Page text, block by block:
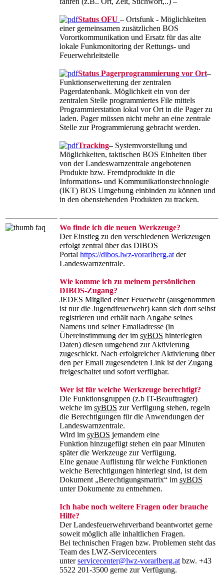
Status OFU – Ortsfunk - Möglichkeiten
einer gemeinsamen zusätzlichen BOS
Vorortkommunikation und Ersatz für das alte
lokale Funkmonitoring der Rettungs- und
Feuerwehrleitstelle
Status Pagerprogrammierung vor Ort–
Funktionserweiterung der zentralen
Pagerdatenbank. Möglichkeit ein von der
zentralen Stelle programmiertes File mittels
Programmierstation lokal vor Ort in die Pager zu
laden. Pager müssen nicht mehr an eine zentrale
Stelle zur Programmierung gebracht werden.
Tracking– Systemvorstellung und
Möglichkeiten, taktischen BOS Einheiten über
von der Landeswarnzentrale angebotenen
Produkte bzw. Fremdprodukte in die
Informations- und Kommunikationstechnologie
(IKT) BOS Umgebung einbinden zu können und
in den obenstehenden Produkten zu tracken.
Wo finde ich die neuen Werkzeuge?
Der Einstieg zu den verschiedenen Werkzeugen
erfolgt zentral über das DIBOS
Portal https://dibos.lwz-vorarlberg.at der
Landeswarnzentrale.
Wie komme ich zu meinem persönlichen
DIBOS-Zugang?
JEDES Mitglied einer Feuerwehr (ausgenommen
ist nur die Jugendfeuerwehr) kann sich dort selbst
registrieren und erhält nach Angabe seines
Namens und seiner Emailadresse (in
Übereinstimmung der im syBOS hinterlegten
Daten) diesen umgehend zur Aktivierung
zugeschickt. Nach erfolgreicher Aktivierung über
den per Email zugesendeten Link ist der Zugang
freigeschaltet und sofort verfügbar.
Wer ist für welche Werkzeuge berechtigt?
Die Funktionsgruppen (z.b IT-Beauftragter)
welche im syBOS zur Verfügung stehen, regeln
die Berechtigungen für die Anwendungen der
Landeswarnzentrale.
Wird im syBOS jemandem eine
Funktion hinzugefügt stehen ein paar Minuten
später die Werkzeuge zur Verfügung.
Eine genaue Auflistung für welche Funktionen
welche Berechtigungen hinterlegt sind, ist dem
Dokument „Berechtigungsmatrix“ im syBOS
unter Dokumente zu entnehmen.
Ich habe noch weitere Fragen oder brauche
Hilfe?
Der Landesfeuerwehrverband beantwortet gerne
soweit möglich alle inhaltlichen Fragen.
Bei technischen Fragen bzw. Problemen steht das
Team des LWZ-Servicecenters
unterservicecenter@lwz-vorarlberg.at bzw. +43
5522 201-3500 gerne zur Verfügung.